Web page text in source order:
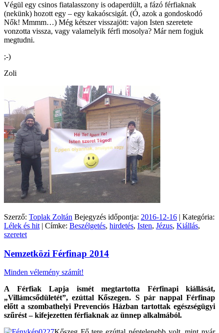
Végül egy csinos fiatalasszony is odaperdült, a fázó férfiaknak
(nekünk) hozott egy – egy kakaóscsigát. (Ó, azok a gondoskodó
Nők! Mmmm…) Még kétszer visszajött: vajon Isten szeretete
vonzotta vissza, vagy valamelyik férfi mosolya? Már nem fogjuk
megtudni.
;-)
Zoli
Szerző: Toplak Zoltán Bejegyzés időpontja: 2016-12-16 | Kategória:
Lélek és hit | Címke: Beszélgetés, hirdetés, Isten, Jézus, Kiállás,
szeretet
Nemzetközi Férfinap 2014
Minden vélemény számít!
A Férfiak Lapja ismét megtartotta Férfinapi kiállását,
„Villámcsődületét”, ezúttal Kőszegen. S pár nappal Férfinap
előtt a szombathelyi Prevenciós Házban tartottak egészségügyi
szűrést – kifejezetten férfiaknak az ünnep alkalmából.